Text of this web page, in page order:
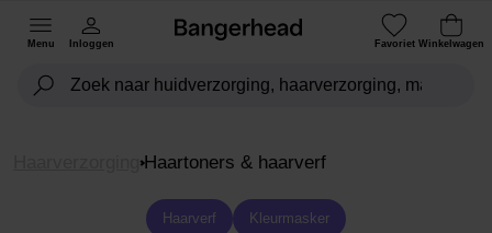
Menu Inloggen Favoriet Winkelwagen
Haartoners & haarverf
Haarverf Kleurmasker